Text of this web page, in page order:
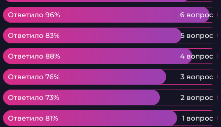
Ответило 96% 6 вопрос
Ответило 96%
Ответило 83% 5 вопрос
Ответило 83%
Ответило 88% 4 вопрос
Ответило 88%
Ответило 76% 3 вопрос
Ответило 76%
Ответило 73% 2 вопрос
Ответило 73%
Ответило 81% 1 вопрос
Ответило 81%